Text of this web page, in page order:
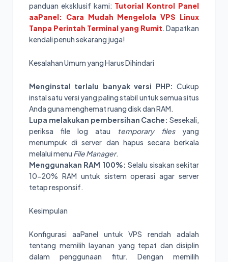
panduan eksklusif kami: Tutorial Kontrol Panel
aaPanel: Cara Mudah Mengelola VPS Linux
Tanpa Perintah Terminal yang Rumit. Dapatkan
kendali penuh sekarang juga!
Kesalahan Umum yang Harus Dihindari
Menginstal terlalu banyak versi PHP: Cukup
instal satu versi yang paling stabil untuk semua situs
Anda guna menghemat ruang disk dan RAM.
Lupa melakukan pembersihan Cache: Sesekali,
periksa file log atau
temporary filesyang
menumpuk di server dan hapus secara berkala
melalui menu File Manager.
Menggunakan RAM 100%: Selalu sisakan sekitar
10-20% RAM untuk sistem operasi agar server
tetap responsif.
Kesimpulan
Konfigurasi aaPanel untuk VPS rendah adalah
tentang memilih layanan yang tepat dan disiplin
dalam penggunaan fitur. Dengan memilih